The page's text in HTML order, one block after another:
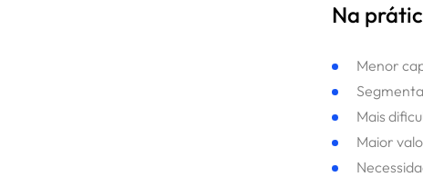
Na
Menor
Mais
Maior